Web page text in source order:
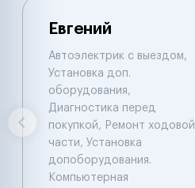
Евгений
Автоэлектрик с выездом,
Установка доп.
оборудования,
Диагностика перед
покупкой, Ремонт ходовой
части, Установка
допоборудования.
Компьютерная